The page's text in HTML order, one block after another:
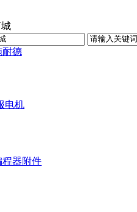
耐德
电机
程器附件